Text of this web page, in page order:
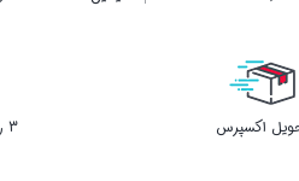
اکسپرس 3 روز گارانتی بازگشت وجه